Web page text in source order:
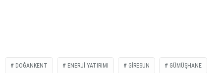
DOĞANKENT ENERJI YATIRIMI GIRESUN GÜMÜŞHANE